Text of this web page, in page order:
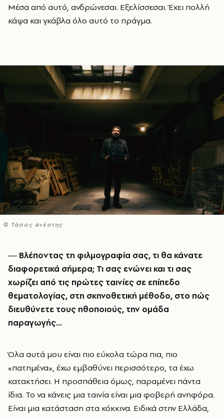
Μέσα από αυτό, ανδρώνεσαι. Εξελίσσεσαι. Έχει πολλή
κάψα και γκάβλα όλο αυτό το πράγμα.
© Τάσος Ανέστης
― Βλέποντας τη φιλμογραφία σας, τι θα κάνατε
διαφορετικά σήμερα; Τι σας ενώνει και τι σας
χωρίζει από τις πρώτες ταινίες σε επίπεδο
θεματολογίας, στη σκηνοθετική μέθοδο, στο πώς
διευθύνετε τους ηθοποιούς, την ομάδα
παραγωγής…
Όλα αυτά μου είναι πιο εύκολα τώρα πια, πιο
«πατημένα», έχω εμβαθύνει περισσότερο, τα έχω
κατακτήσει. Η προσπάθεια όμως, παραμένει πάντα
ίδια. Το να κάνεις μια ταινία είναι μια φοβερή ανηφόρα.
Είναι μια κατάσταση στα κόκκινα. Ειδικά στην Ελλάδα,